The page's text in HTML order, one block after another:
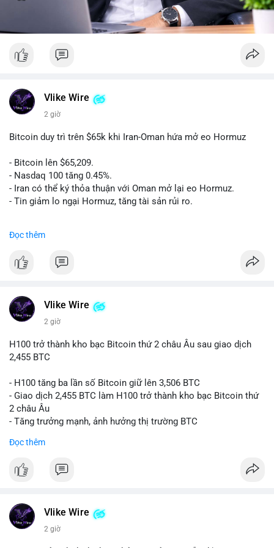
Vlike Wire
2 giờ
Bitcoin duy trì trên $65k khi Iran-Oman hứa mở eo Hormuz
- Bitcoin lên $65,209.
- Nasdaq 100 tăng 0.45%.
- Iran có thể ký thỏa thuận với Oman mở lại eo Hormuz.
- Tin giảm lo ngại Hormuz, tăng tài sản rủi ro.
📰 Nguồn: CoinDesk
Đọc thêm
Vlike Wire
2 giờ
H100 trở thành kho bạc Bitcoin thứ 2 châu Âu sau giao dịch
2,455 BTC
- H100 tăng ba lần số Bitcoin giữ lên 3,506 BTC
- Giao dịch 2,455 BTC làm H100 trở thành kho bạc Bitcoin thứ
2 châu Âu
- Tăng trưởng mạnh, ảnh hưởng thị trường BTC
#binancesquare
$btc
📰 Nguồn: Cointelegraph
Đọc thêm
Vlike Wire
2 giờ